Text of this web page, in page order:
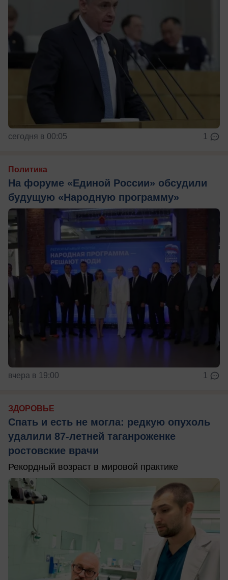
сегодня в 00:05 1
Политика
На форуме «Единой России» обсудили
будущую «Народную программу»
вчера в 19:00 1
ЗДОРОВЬЕ
Спать и есть не могла: редкую опухоль
удалили 87-летней таганроженке
ростовские врачи
Рекордный возраст в мировой практике